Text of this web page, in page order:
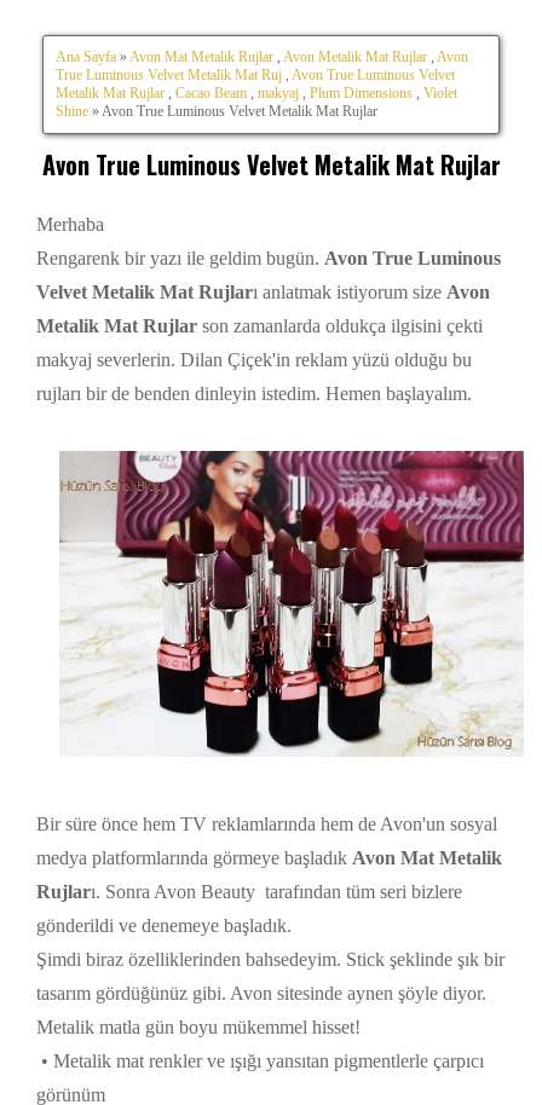
Ana Sayfa » Avon Mat Metalik Rujlar Avon Metalik Mat Rujlar
Avon
True Luminous Velvet Metalik Mat Ruj
Avon True Luminous Velvet
Metalik Mat Rujlar
Cacao Beam makyaj Plum Dimensions
Violet
Shine » Avon True Luminous Velvet Metalik Mat Rujlar
Avon True Luminous Velvet Metalik Mat Rujlar
Merhaba
Rengarenk bir yazı ile geldim bugün. Avon True Luminous
Velvet Metalik Mat Rujları anlatmak istiyorum size Avon
Metalik Mat Rujlar son zamanlarda oldukça ilgisini çekti
makyaj severlerin. Dilan Çiçek'in reklam yüzü olduğu bu
rujları bir de benden dinleyin istedim. Hemen başlayalım.
Bir süre önce hem TV reklamlarında hem de Avon'un sosyal
medya platformlarında görmeye başladık Avon Mat Metalik
Rujları. Sonra Avon Beauty tarafından tüm seri bizlere
gönderildi ve denemeye başladık.
Şimdi biraz özelliklerinden bahsedeyim. Stick şeklinde şık bir
tasarım gördüğünüz gibi. Avon sitesinde aynen şöyle diyor.
Metalik matla gün boyu mükemmel hisset!
• Metalik mat renkler ve ışığı yansıtan pigmentlerle çarpıcı
görünüm